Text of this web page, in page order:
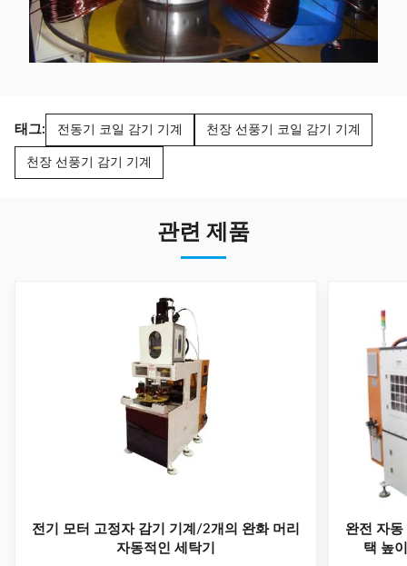
태그: 전동기 코일 감기 기계 천장 선풍기 코일 감기 기계
천장 선풍기 감기 기계
관련 제품
전기 모터 고정자 감기 기계/2개의 완화 머리
자동적인 세탁기
완전 자
택 높